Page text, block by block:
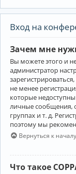
Вход на
Зачем мне
Вы можете этого и
администратор
не менее
которые
личные сообщения,
группах и т. д.
поэтому мы
Вернуться к началу
Что такое